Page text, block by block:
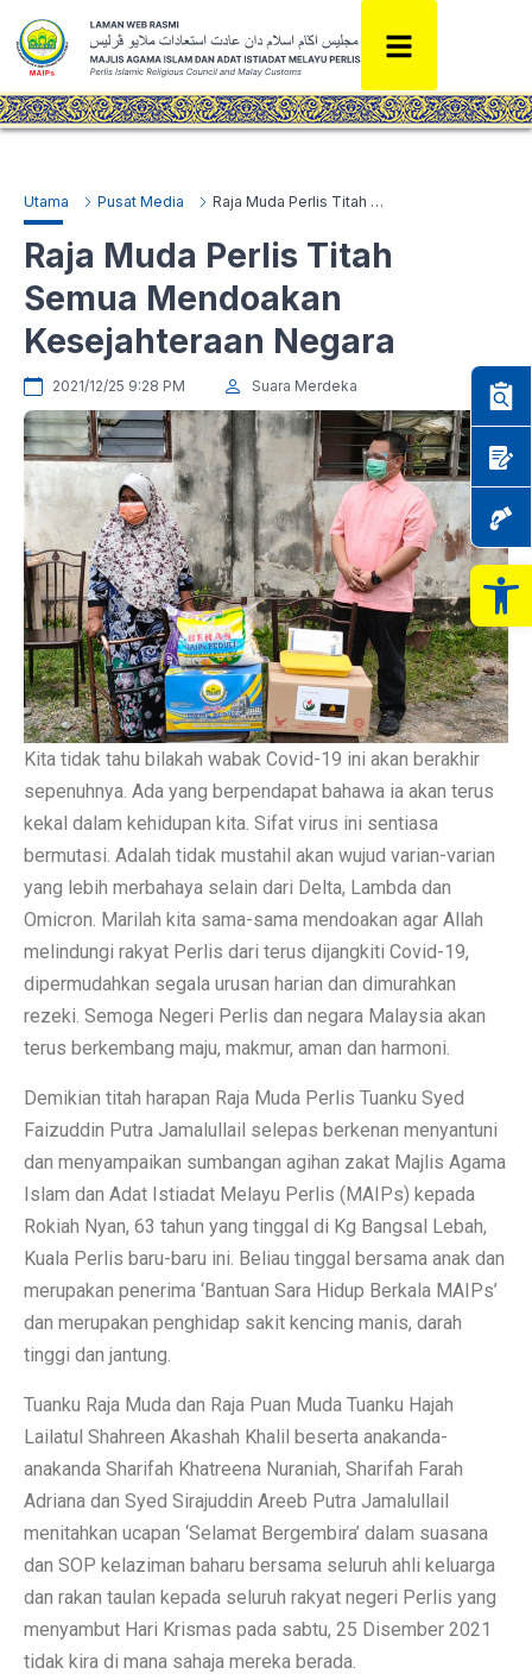
Utama Pusat Media Raja Muda Perlis Titah Semua Mendoakan Kesejahteraan Negara
Raja Muda Perlis Titah
Semua Mendoakan
Kesejahteraan Negara
2021/12/25 9:28 PM Suara Merdeka
Kita tidak tahu bilakah wabak Covid-19 ini akan berakhir
sepenuhnya. Ada yang berpendapat bahawa ia akan terus
kekal dalam kehidupan kita. Sifat virus ini sentiasa
bermutasi. Adalah tidak mustahil akan wujud varian-varian
yang lebih merbahaya selain dari Delta, Lambda dan
Omicron. Marilah kita sama-sama mendoakan agar Allah
melindungi rakyat Perlis dari terus dijangkiti Covid-19,
dipermudahkan segala urusan harian dan dimurahkan
rezeki. Semoga Negeri Perlis dan negara Malaysia akan
terus berkembang maju, makmur, aman dan harmoni.
Demikian titah harapan Raja Muda Perlis Tuanku Syed
Faizuddin Putra Jamalullail selepas berkenan menyantuni
dan menyampaikan sumbangan agihan zakat Majlis Agama
Islam dan Adat Istiadat Melayu Perlis (MAIPs) kepada
Rokiah Nyan, 63 tahun yang tinggal di Kg Bangsal Lebah,
Kuala Perlis baru-baru ini. Beliau tinggal bersama anak dan
merupakan penerima ‘Bantuan Sara Hidup Berkala MAIPs’
dan merupakan penghidap sakit kencing manis, darah
tinggi dan jantung.
Tuanku Raja Muda dan Raja Puan Muda Tuanku Hajah
Lailatul Shahreen Akashah Khalil beserta anakanda-
anakanda Sharifah Khatreena Nuraniah, Sharifah Farah
Adriana dan Syed Sirajuddin Areeb Putra Jamalullail
menitahkan ucapan ‘Selamat Bergembira’ dalam suasana
dan SOP kelaziman baharu bersama seluruh ahli keluarga
dan rakan taulan kepada seluruh rakyat negeri Perlis yang
menyambut Hari Krismas pada sabtu, 25 Disember 2021
tidak kira di mana sahaja mereka berada.